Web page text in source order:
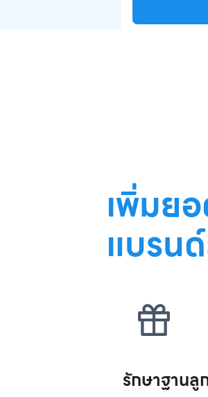
เพิ่มย
แบรน
รักษาฐานลู